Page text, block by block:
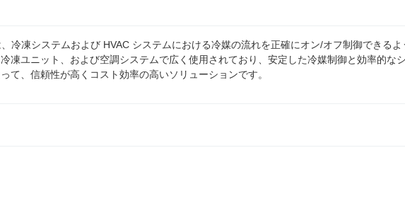
冷凍システムおよび HVAC システムにおける冷媒の流れを正確にオン/オフ制御できる
凍ユニット、および空調システムで広く使用されており、安定した冷媒制御と効率的
て、信頼性が高くコスト効率の高いソリューションです。